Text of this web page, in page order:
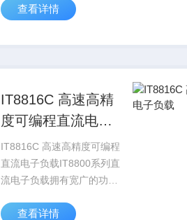
流测量速度均达到50KHz，
0.1mV/0.01mA，测试电流
查看详情
IT8816C 高速高精
度可编程直流电子
负载
IT8816C 高速高精度可编程
直流电子负载IT8800系列直
流电子负载拥有宽广的功率
流测量速度均达到50KHz，
查看详情